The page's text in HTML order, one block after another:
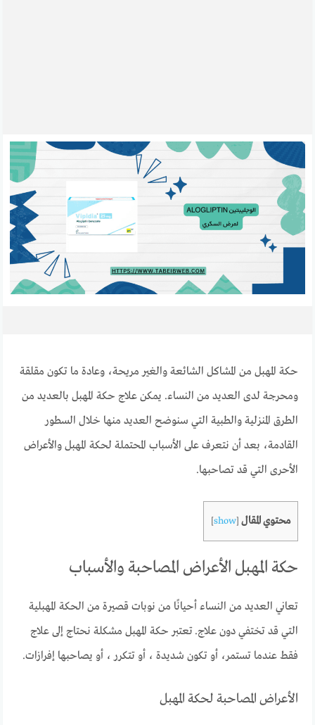
حكة المهبل من المشاكل الشائعة والغير مريحة، وعادة ما تكون مقلقة
ومحرجة لدى العديد من النساء. يمكن علاج حكة المهبل بالعديد من
الطرق المنزلية والطبية التي سنوضح العديد منها خلال السطور
القادمة، بعد أن نتعرف على الأسباب المحتملة لحكة المهبل والأعراض
الأحرى التي قد تصاحبها.
محتوي المقال [
show
]
حكة المهبل الأعراض المصاحبة والأسباب
تعاني العديد من النساء أحيانًا من نوبات قصيرة من الحكة المهبلية
التي قد تختفي دون علاج. تعتبر حكة المهبل مشكلة نحتاج إلى علاج
فقط عندما تستمر، أو تكون شديدة ، أو تتكرر ، أو يصاحبها إفرازات.
الأعراض المصاحبة لحكة المهبل